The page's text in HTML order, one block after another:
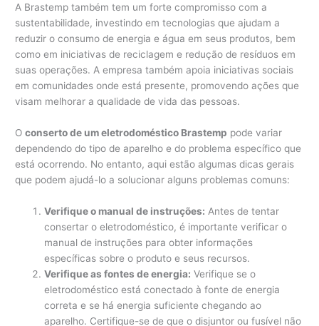
A Brastemp também tem um forte compromisso com a
sustentabilidade, investindo em tecnologias que ajudam a
reduzir o consumo de energia e água em seus produtos, bem
como em iniciativas de reciclagem e redução de resíduos em
suas operações. A empresa também apoia iniciativas sociais
em comunidades onde está presente, promovendo ações que
visam melhorar a qualidade de vida das pessoas.
Oconserto de um eletrodoméstico Brastemp pode variar
dependendo do tipo de aparelho e do problema específico que
está ocorrendo. No entanto, aqui estão algumas dicas gerais
que podem ajudá-lo a solucionar alguns problemas comuns:
Verifique o manual de instruções: Antes de tentar
consertar o eletrodoméstico, é importante verificar o
manual de instruções para obter informações
específicas sobre o produto e seus recursos.
Verifique as fontes de energia: Verifique se o
eletrodoméstico está conectado à fonte de energia
correta e se há energia suficiente chegando ao
aparelho. Certifique-se de que o disjuntor ou fusível não